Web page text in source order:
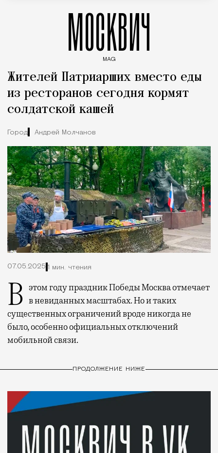
МОСКВИЧ
MAG
Жителей Патриарших вместо еды
из ресторанов сегодня кормят
солдатской кашей
Город Андрей Молчанов
07.05.2025 1 мин. чтения
В этом году праздник Победы Москва отмечает в невиданных масштабах. Но и таких
существенных ограничений вроде никогда не
было, особенно официальных отключений
мобильной связи.
ПРОДОЛЖЕНИЕ НИЖЕ